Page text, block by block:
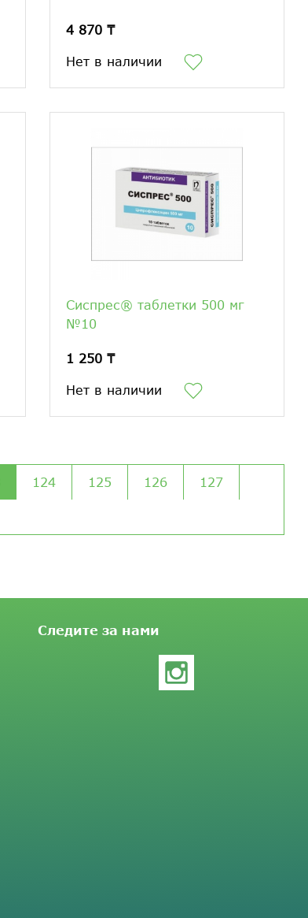
4 870 ₸
Нет в наличии
Сиспрес® таблетки 500 мг
№10
1 250 ₸
Нет в наличии
124 125 126 127
Следите за нами